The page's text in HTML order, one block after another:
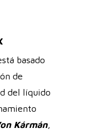
basado
de
del líquido
Kármán,